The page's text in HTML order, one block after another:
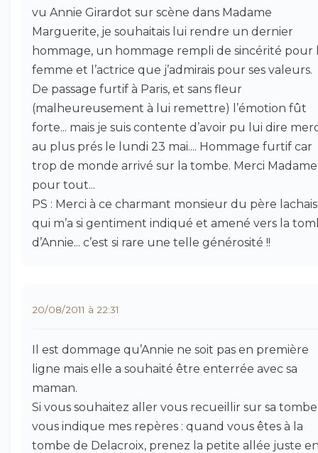
vu Annie Girardot sur scène dans Madame
Marguerite, je souhaitais lui rendre un dernier
hommage, un hommage rempli de sincérité pour
femme et l’actrice que j’admirais pour ses valeurs.
De passage furtif à Paris, et sans fleur
(malheureusement à lui remettre) l’émotion fût
forte... mais je suis contente d’avoir pu lui dire
au plus prés le lundi 23 mai.... Hommage furtif car
trop de monde arrivé sur la tombe. Merci Madame
pour tout...
PS : Merci à ce charmant monsieur du père
qui m’a si gentiment indiqué et amené vers la
d’Annie... c’est si rare une telle générosité !!
20/08/2011 à 22:31
Il est dommage qu’Annie ne soit pas en première
ligne mais elle a souhaité être enterrée avec sa
maman.
Si vous souhaitez aller vous recueillir sur sa
vous indique mes repères : quand vous êtes à la
tombe de Delacroix, prenez la petite allée juste